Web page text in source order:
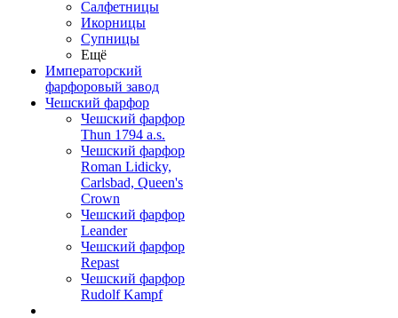
Салфетницы
Икорницы
Супницы
Ещё
Императорский
фарфоровый завод
Чешский фарфор
Чешский фарфор
Thun 1794 a.s.
Чешский фарфор
Roman Lidicky,
Carlsbad, Queen's
Crown
Чешский фарфор
Leander
Чешский фарфор
Repast
Чешский фарфор
Rudolf Kampf